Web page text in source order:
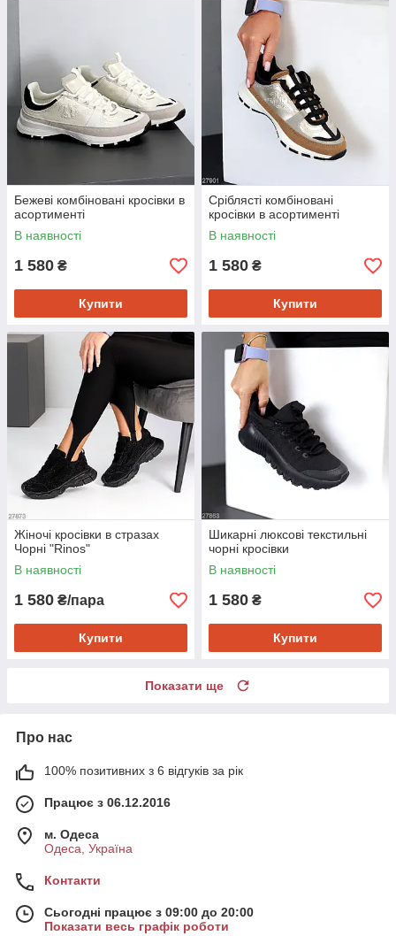
Бежеві комбіновані кросівки в
асортименті
В наявності
1 580 ₴
Купити
Сріблясті комбіновані
кросівки в асортименті
В наявності
1 580 ₴
Купити
Жіночі кросівки в стразах
Чорні "Rinos"
В наявності
1 580 ₴/пара
Купити
Шикарні люксові текстильні
чорні кросівки
В наявності
1 580 ₴
Купити
Показати ще
Про нас
100% позитивних з 6 відгуків за рік
Працює з 06.12.2016
м. Одеса
Одеса, Україна
Контакти
Сьогодні працює з 09:00 до 20:00
Показати весь графік роботи